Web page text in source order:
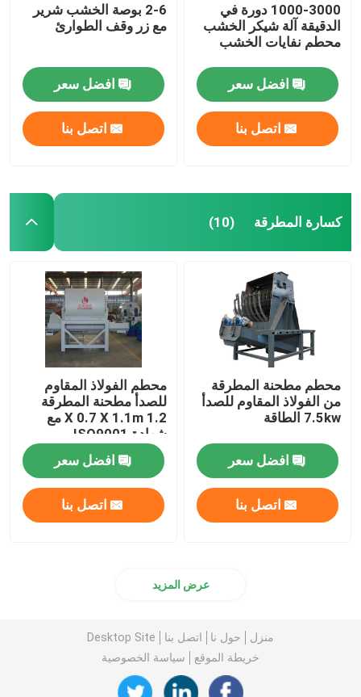
1000-3000 دورة في
الدقيقة آلة شيكر الخشب
محطم نفايات الخشب
افضل سعر
اتصل بنا
2-6 بوصة الخشب شرير
مع زر وقف الطوارئ
افضل سعر
اتصل بنا
كسارة المطرقة (10)
محطم مطحنة المطرقة
من الفولاذ المقاوم للصدأ
7.5kw الطاقة
افضل سعر
اتصل بنا
محطم الفولاذ المقاوم
للصدأ مطحنة المطرقة
1.2 X 0.7 X 1.1m مع
شهادة ISO9001
افضل سعر
اتصل بنا
عرض المزيد
منزل حول نا اتصل بنا
Desktop Site
خريطة الموقع
سياسة الخصوصية